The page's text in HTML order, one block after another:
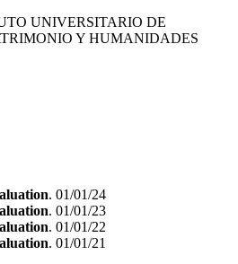
UNIVERSITARIO DE
Y HUMANIDADES
. 01/01/24
. 01/01/23
. 01/01/22
. 01/01/21